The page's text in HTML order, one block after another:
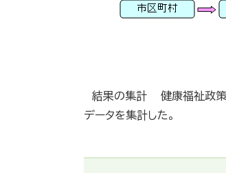
結果の集計 健康福祉政策
データを集計した。